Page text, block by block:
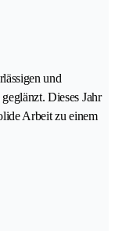
und
Dieses Jahr
Arbeit zu einem